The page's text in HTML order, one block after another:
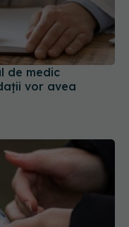
de medic
vor avea